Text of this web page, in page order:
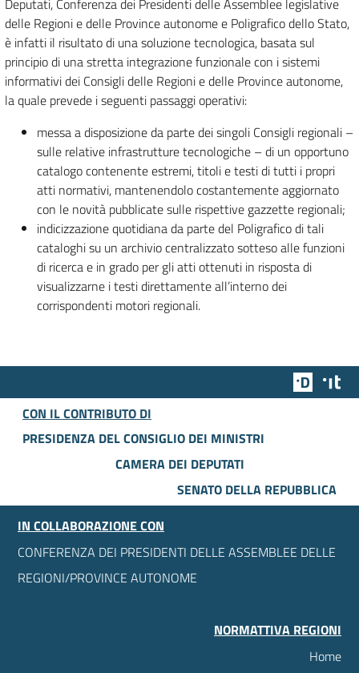
delle Regioni e delle Province autonome e Poligrafico dello Stato,
è infatti il risultato di una soluzione tecnologica, basata sul
principio di una stretta integrazione funzionale con i sistemi
informativi dei Consigli delle Regioni e delle Province autonome,
la quale prevede i seguenti passaggi operativi:
messa a disposizione da parte dei singoli Consigli regionali –
sulle relative infrastrutture tecnologiche – di un opportuno
catalogo contenente estremi, titoli e testi di tutti i propri
atti normativi, mantenendolo costantemente aggiornato
con le novità pubblicate sulle rispettive gazzette regionali;
indicizzazione quotidiana da parte del Poligrafico di tali
cataloghi su un archivio centralizzato sotteso alle funzioni
di ricerca e in grado per gli atti ottenuti in risposta di
visualizzarne i testi direttamente all’interno dei
corrispondenti motori regionali.
Team
CON IL CONTRIBUTO DI
PRESIDENZA DEL CONSIGLIO DEI MINISTRI
CAMERA DEI DEPUTATI
SENATO DELLA REPUBBLICA
IN COLLABORAZIONE CON
CONFERENZA DEI PRESIDENTI DELLE ASSEMBLEE DELLE
REGIONI/PROVINCE AUTONOME
NORMATTIVA REGIONI
Home